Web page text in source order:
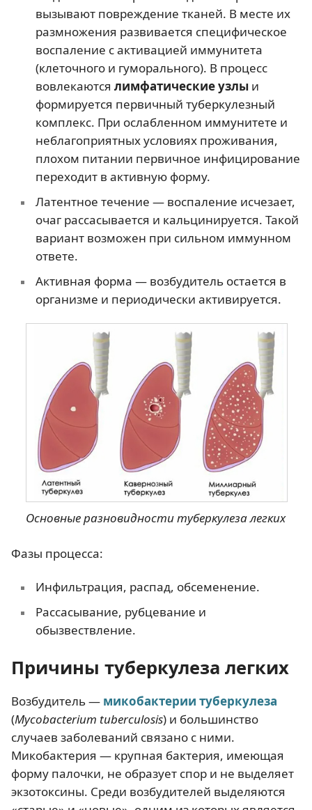
вызывают повреждение тканей. В месте их
размножения развивается специфическое
воспаление с активацией иммунитета
(клеточного и гуморального). В процесс
вовлекаются лимфатические узлыи
формируется первичный туберкулезный
комплекс. При ослабленном иммунитете и
неблагоприятных условиях проживания,
плохом питании первичное инфицирование
переходит в активную форму.
Латентное течение — воспаление исчезает,
очаг рассасывается и кальцинируется. Такой
вариант возможен при сильном иммунном
ответе.
Активная форма — возбудитель остается в
организме и периодически активируется.
Основные разновидности туберкулеза легких
Фазы процесса:
Инфильтрация, распад, обсеменение.
Рассасывание, рубцевание и
обызвествление.
Причины туберкулеза легких
Возбудитель — микобактерии туберкулеза
(Mycobacterium tuberculosis) и большинство
случаев заболеваний связано с ними.
Микобактерия — крупная бактерия, имеющая
форму палочки, не образует спор и не выделяет
экзотоксины. Среди возбудителей выделяются